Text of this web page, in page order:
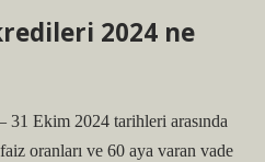
2024 ne
31 Ekim 2024 tarihleri ​​arasında
oranları ve 60 aya varan vade